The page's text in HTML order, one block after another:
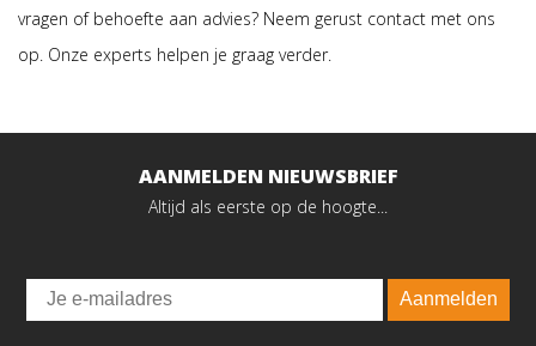
vragen of behoefte aan advies? Neem gerust contact met ons
op. Onze experts helpen je graag verder.
AANMELDEN NIEUWSBRIEF
Altijd als eerste op de hoogte...
Email
Aanmelden